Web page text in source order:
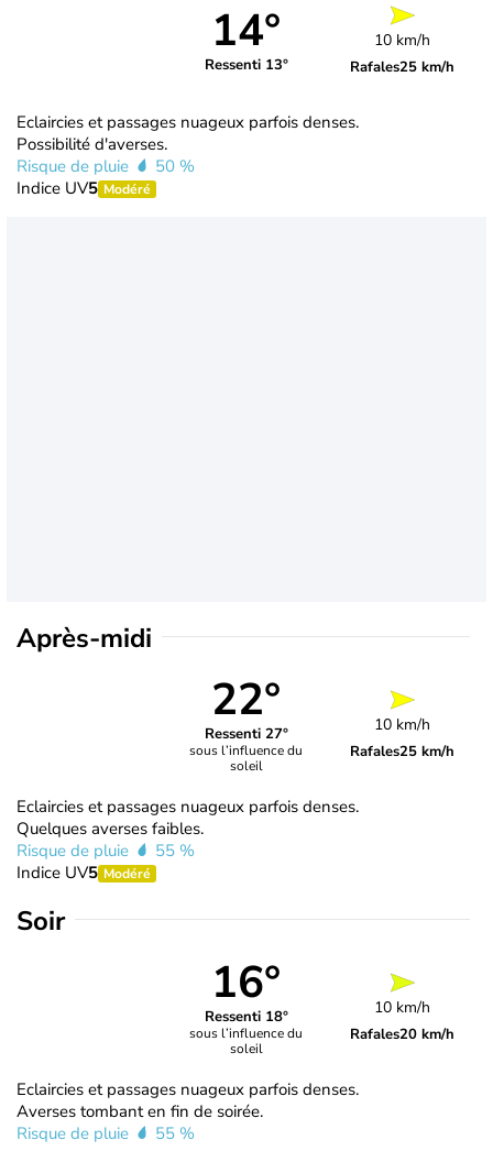
14°
Ressenti 13°
10 km/h
Rafales25 km/h
Eclaircies et passages nuageux parfois denses.
Possibilité d'averses.
Risque de pluie
50 %
Indice UV5 Modéré
Après-midi
22°
Ressenti 27°
sous l’influence du
soleil
10 km/h
Rafales25 km/h
Eclaircies et passages nuageux parfois denses.
Quelques averses faibles.
Risque de pluie
55 %
Indice UV5 Modéré
Soir
16°
Ressenti 18°
sous l’influence du
soleil
10 km/h
Rafales20 km/h
Eclaircies et passages nuageux parfois denses.
Averses tombant en fin de soirée.
Risque de pluie
55 %